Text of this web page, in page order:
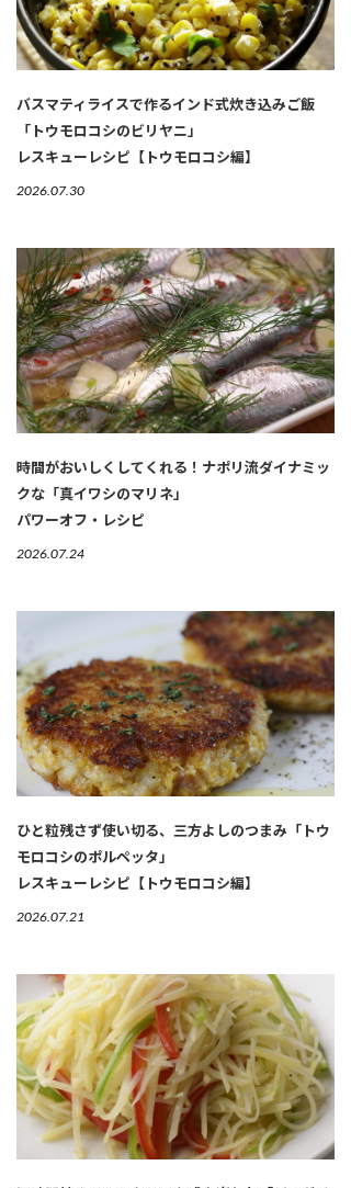
バスマティライスで作るインド式炊き込みご飯
「トウモロコシのビリヤニ」
レスキューレシピ【トウモロコシ編】
2026.07.30
時間がおいしくしてくれる！ナポリ流ダイナミッ
クな「真イワシのマリネ」
パワーオフ・レシピ
2026.07.24
ひと粒残さず使い切る、三方よしのつまみ「トウ
モロコシのポルペッタ」
レスキューレシピ【トウモロコシ編】
2026.07.21